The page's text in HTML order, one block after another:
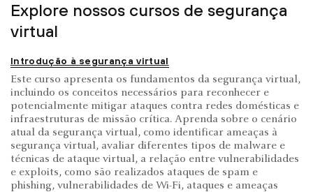
Explore nossos cursos de segurança
virtual
Introdução à segurança virtual
Este curso apresenta os fundamentos da segurança virtual,
incluindo os conceitos necessários para reconhecer e
potencialmente mitigar ataques contra redes domésticas e
infraestruturas de missão crítica. Aprenda sobre o cenário
atual da segurança virtual, como identificar ameaças à
segurança virtual, avaliar diferentes tipos de malware e
técnicas de ataque virtual, a relação entre vulnerabilidades
e exploits, como são realizados ataques de spam e
phishing, vulnerabilidades de Wi-Fi, ataques e ameaças